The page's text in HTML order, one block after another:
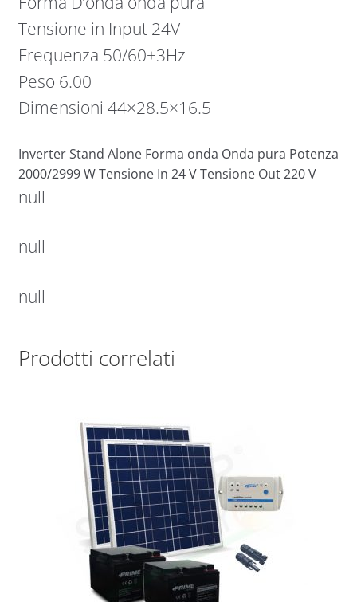
Tensione in Input 24V
Frequenza 50/60±3Hz
Peso 6.00
Dimensioni 44×28.5×16.5
Inverter Stand Alone Forma onda Onda pura Potenza
2000/2999 W Tensione In 24 V Tensione Out 220 V
null
null
null
Prodotti correlati